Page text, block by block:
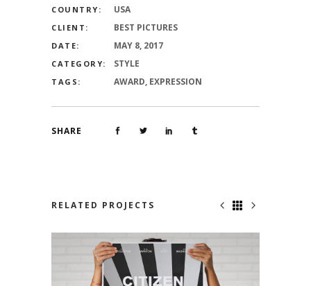
COUNTRY:
USA
CLIENT: BEST PICTURES
DATE: MAY 8, 2017
CATEGORY: STYLE
TAGS: AWARD, EXPRESSION
SHARE
RELATED PROJECTS